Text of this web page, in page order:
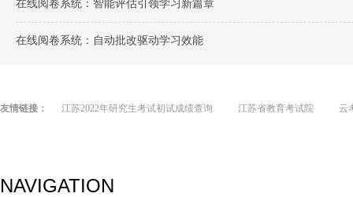
在线阅卷系统：智能评估引领学习新篇章
在线阅卷系统：自动批改驱动学习效能
友情链接： 江苏2022年研究生考试初试成绩查询 江苏省教育考试院 云
NAVIGATION